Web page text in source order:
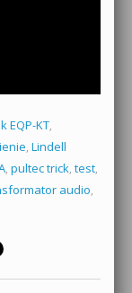
EQP-KT,
, Lindell
, pultec trick, test,
audio,